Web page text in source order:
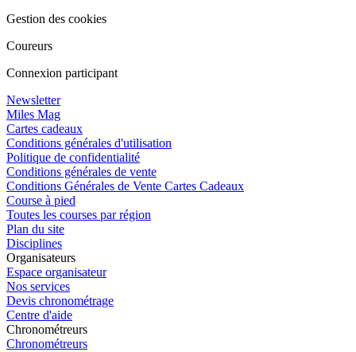
Gestion des cookies
Coureurs
Connexion participant
Newsletter
Miles Mag
Cartes cadeaux
Conditions générales d'utilisation
Politique de confidentialité
Conditions générales de vente
Conditions Générales de Vente Cartes Cadeaux
Course à pied
Toutes les courses par région
Plan du site
Disciplines
Organisateurs
Espace organisateur
Nos services
Devis chronométrage
Centre d'aide
Chronométreurs
Chronométreurs